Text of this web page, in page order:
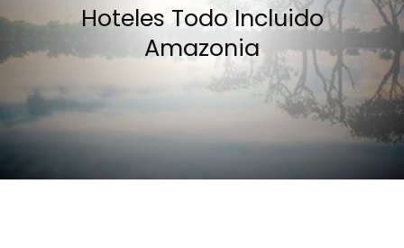
Hoteles Todo Incluido
Amazonia